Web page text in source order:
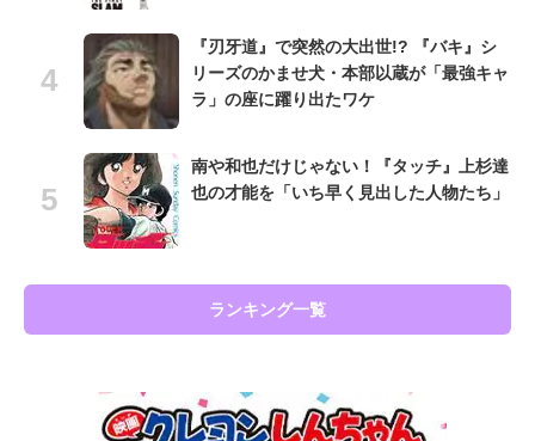
『刃牙道』で突然の大出世!? 『バキ』シ
リーズのかませ犬・本部以蔵が「最強キャ
ラ」の座に躍り出たワケ
南や和也だけじゃない！『タッチ』上杉達
也の才能を「いち早く見出した人物たち」
ランキング一覧